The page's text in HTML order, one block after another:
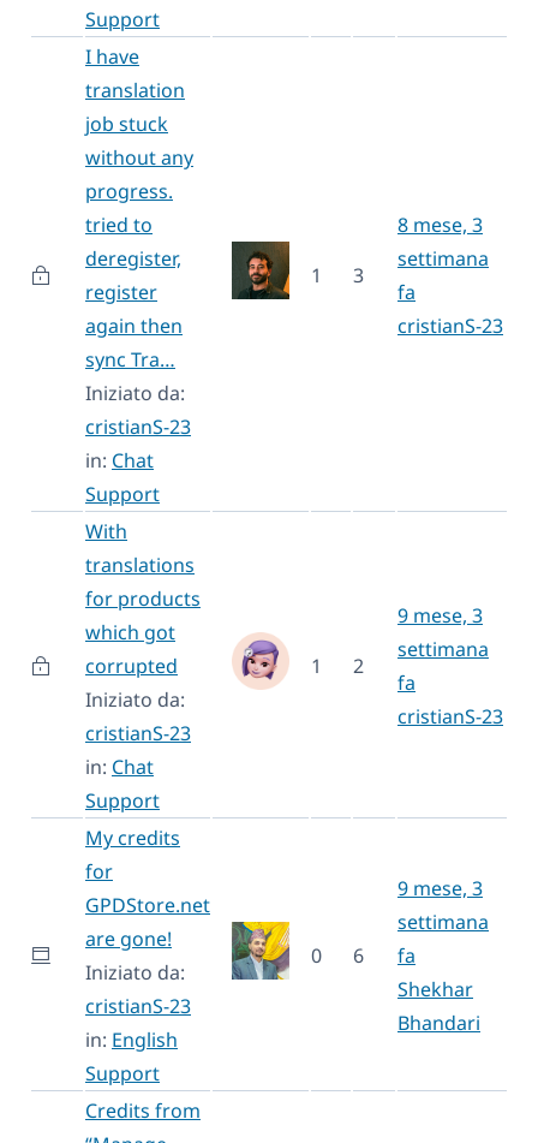
Support
I have
translation
job stuck
without any
progress.
tried to
deregister,
register
again then
sync Tra…
Iniziato da:
cristianS-23
in: Chat
Support
1 3
8 mese, 3
settimana
fa
cristianS-23
With
translations
for products
which got
corrupted
Iniziato da:
cristianS-23
in: Chat
Support
1 2
9 mese, 3
settimana
fa
cristianS-23
My credits
for
GPDStore.net
are gone!
Iniziato da:
cristianS-23
in: English
Support
0 6
9 mese, 3
settimana
fa
Shekhar
Bhandari
Credits from